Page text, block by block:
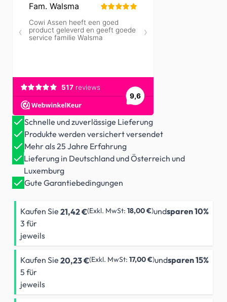
Schnelle und zuverlässige Lieferung
Produkte werden versichert versendet
Mehr als 25 Jahre Erfahrung
Lieferung in Deutschland und Österreich und
Luxemburg
Gute Garantiebedingungen
Kaufen Sie
3 für
jeweils
21,42 € 18,00 € undsparen10%
Kaufen Sie
5 für
jeweils
20,23 € 17,00 € undsparen15%